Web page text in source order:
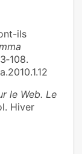
ils
le Web. Le
Hiver